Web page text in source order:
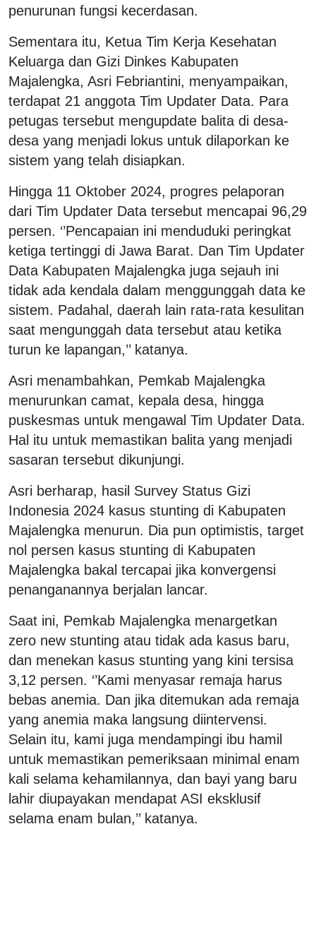
penurunan fungsi kecerdasan.
Sementara itu, Ketua Tim Kerja Kesehatan
Keluarga dan Gizi Dinkes Kabupaten
Majalengka, Asri Febriantini, menyampaikan,
terdapat 21 anggota Tim Updater Data. Para
petugas tersebut mengupdate balita di desa-
desa yang menjadi lokus untuk dilaporkan ke
sistem yang telah disiapkan.
Hingga 11 Oktober 2024, progres pelaporan
dari Tim Updater Data tersebut mencapai 96,29
persen. ‘’Pencapaian ini menduduki peringkat
ketiga tertinggi di Jawa Barat. Dan Tim Updater
Data Kabupaten Majalengka juga sejauh ini
tidak ada kendala dalam menggunggah data ke
sistem. Padahal, daerah lain rata-rata kesulitan
saat mengunggah data tersebut atau ketika
turun ke lapangan,’’ katanya.
Asri menambahkan, Pemkab Majalengka
menurunkan camat, kepala desa, hingga
puskesmas untuk mengawal Tim Updater Data.
Hal itu untuk memastikan balita yang menjadi
sasaran tersebut dikunjungi.
Asri berharap, hasil Survey Status Gizi
Indonesia 2024 kasus stunting di Kabupaten
Majalengka menurun. Dia pun optimistis, target
nol persen kasus stunting di Kabupaten
Majalengka bakal tercapai jika konvergensi
penanganannya berjalan lancar.
Saat ini, Pemkab Majalengka menargetkan
zero new stunting atau tidak ada kasus baru,
dan menekan kasus stunting yang kini tersisa
3,12 persen. ‘’Kami menyasar remaja harus
bebas anemia. Dan jika ditemukan ada remaja
yang anemia maka langsung diintervensi.
Selain itu, kami juga mendampingi ibu hamil
untuk memastikan pemeriksaan minimal enam
kali selama kehamilannya, dan bayi yang baru
lahir diupayakan mendapat ASI eksklusif
selama enam bulan,’’ katanya.